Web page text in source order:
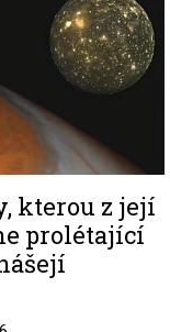
kterou z její
prolétající